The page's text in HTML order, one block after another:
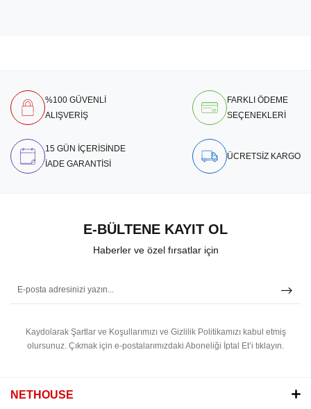
%100 GÜVENLİ
ALIŞVERİŞ
FARKLI ÖDEME
SEÇENEKLERİ
15 GÜN İÇERİSİNDE
İADE GARANTİSİ
ÜCRETSİZ KARGO
E-BÜLTENE KAYIT OL
Haberler ve özel fırsatlar için
Kaydolarak Şartlar ve Koşullarımızı ve Gizlilik Politikamızı kabul etmiş
olursunuz. Çıkmak için e-postalarımızdaki Aboneliği İptal Et’i tıklayın.
NETHOUSE